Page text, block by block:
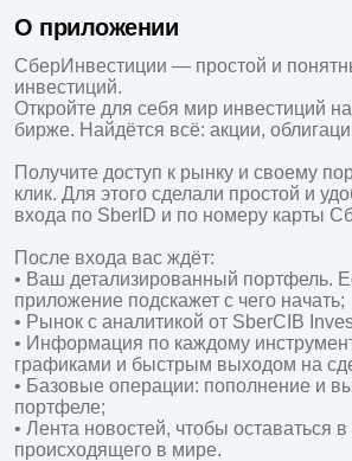
О приложении
СберИнвестиции — простой и
инвестиций.
Откройте для себя мир инвестиций
бирже. Найдётся всё: акции,
Получите доступ к рынку и своему
клик. Для этого сделали простой и
входа по SberID и по номеру карты
После входа вас ждёт:
• Ваш детализированный портфель.
приложение подскажет с чего начать;
• Рынок с аналитикой от SberCIB
• Информация по каждому
графиками и быстрым выходом на
• Базовые операции: пополнение и
портфеле;
• Лента новостей, чтобы оставаться в
происходящего в мире.